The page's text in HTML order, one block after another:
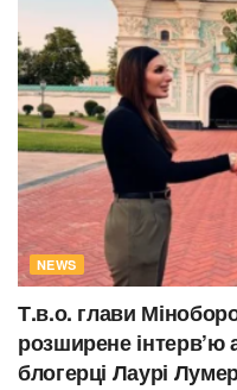
NEWS
Т.в.о. глави
розширене інтерв’ю
блогерці Лаурі